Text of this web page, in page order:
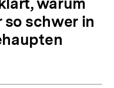
schwer in